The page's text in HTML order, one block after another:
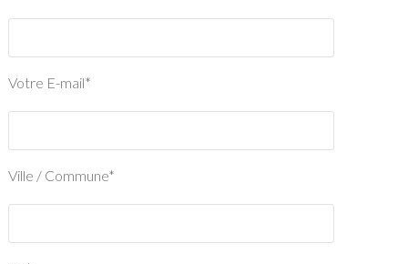
Votre E-mail*
Ville / Commune*